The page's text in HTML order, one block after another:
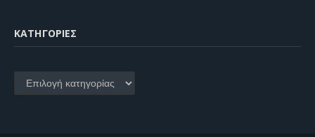
KΑΤΗΓΟΡΊΕΣ
Kατηγορίες